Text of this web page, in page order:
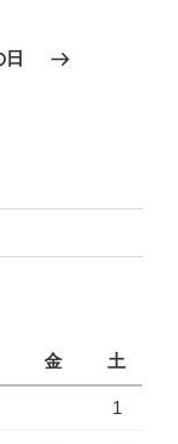
日
金 土
1